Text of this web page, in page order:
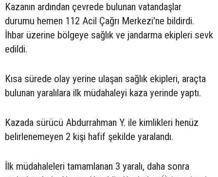
Kazanın ardından çevrede bulunan vatandaşlar
durumu hemen 112 Acil Çağrı Merkezi'ne bildirdi.
İhbar üzerine bölgeye sağlık ve jandarma ekipleri sevk
edildi.
Kısa sürede olay yerine ulaşan sağlık ekipleri, araçta
bulunan yaralılara ilk müdahaleyi kaza yerinde yaptı.
Kazada sürücü Abdurrahman Y. ile kimlikleri henüz
belirlenemeyen 2 kişi hafif şekilde yaralandı.
İlk müdahaleleri tamamlanan 3 yaralı, daha sonra